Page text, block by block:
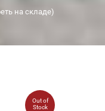
на складе)
Out of
Stock